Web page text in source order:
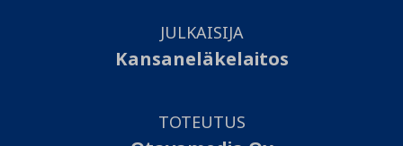
JULKAISIJA
Kansaneläkelaitos
TOTEUTUS